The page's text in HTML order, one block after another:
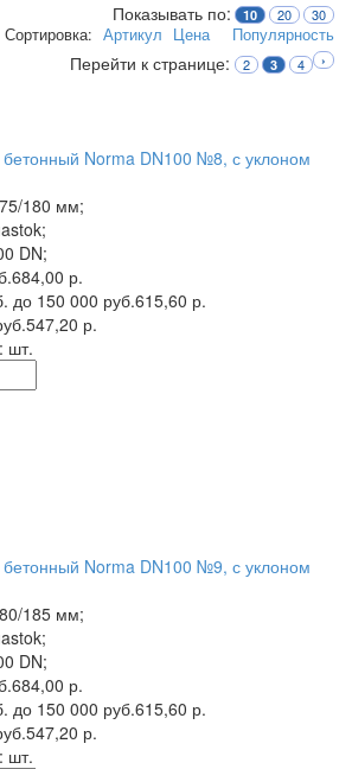
Показывать по: 10 20 30
Сортировка: Артикул Цена Популярность
Перейти к странице: 2 3 4 ›
бетонный Norma DN100 №8, с уклоном
180 мм;
DN;
684,00 р.
до 150 000 руб.615,60 р.
547,20 р.
шт.
бетонный Norma DN100 №9, с уклоном
185 мм;
DN;
684,00 р.
до 150 000 руб.615,60 р.
547,20 р.
шт.